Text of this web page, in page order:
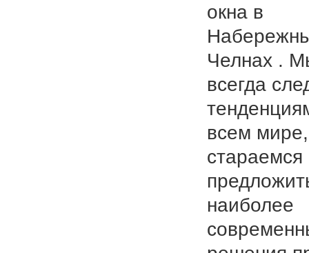
окна в
Челнах .
всегда
всем
наиболее